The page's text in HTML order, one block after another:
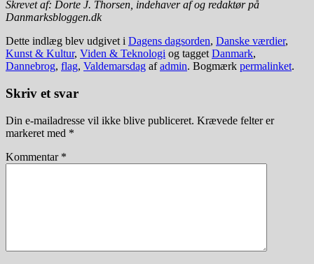
Skrevet af: Dorte J. Thorsen, indehaver af og redaktør på
Danmarksbloggen.dk
Dette indlæg blev udgivet i Dagens dagsorden, Danske værdier,
Kunst & Kultur, Viden & Teknologi og taggetDanmark,
Dannebrog, flag, Valdemarsdag afadmin. Bogmærk permalinket.
Skriv et svar
Din e-mailadresse vil ikke blive publiceret. Krævede felter er
markeret med *
Kommentar *